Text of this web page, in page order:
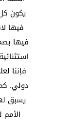
يكون
فيها
فيها
فإننا
دولي.
يسبق